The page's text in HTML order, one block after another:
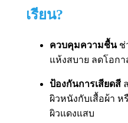
เรียน?
ควบคุมความชื้นช่
แห้งสบาย ลดโอก
ป้องกันการเสียดสี
ผิวหนังกับเสื้อผ้า
ผิวแดงแสบ